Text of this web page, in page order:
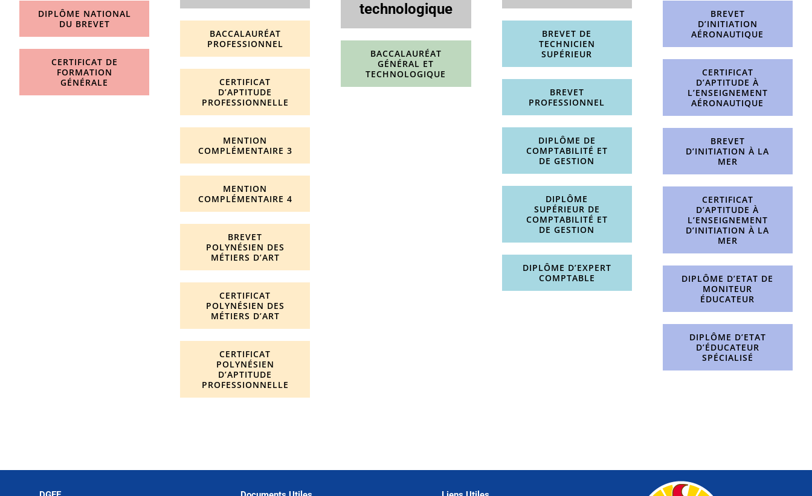
DIPLÔME NATIONAL
DU BREVET
CERTIFICAT DE
FORMATION
GÉNÉRALE
BACCALAURÉAT
PROFESSIONNEL
CERTIFICAT
D’APTITUDE
PROFESSIONNELLE
MENTION
COMPLÉMENTAIRE 3
MENTION
COMPLÉMENTAIRE 4
BREVET
POLYNÉSIEN DES
MÉTIERS D’ART
CERTIFICAT
POLYNÉSIEN DES
MÉTIERS D’ART
CERTIFICAT
POLYNÉSIEN
D’APTITUDE
PROFESSIONNELLE
technologique
BACCALAURÉAT
GÉNÉRAL ET
TECHNOLOGIQUE
BREVET DE
TECHNICIEN
SUPÉRIEUR
BREVET
PROFESSIONNEL
DIPLÔME DE
COMPTABILITÉ ET
DE GESTION
DIPLÔME
SUPÉRIEUR DE
COMPTABILITÉ ET
DE GESTION
DIPLÔME D’EXPERT
COMPTABLE
BREVET
D’INITIATION
AÉRONAUTIQUE
CERTIFICAT
D’APTITUDE À
L’ENSEIGNEMENT
AÉRONAUTIQUE
BREVET
D’INITIATION À LA
MER
CERTIFICAT
D’APTITUDE À
L’ENSEIGNEMENT
D’INITIATION À LA
MER
DIPLÔME D’ETAT DE
MONITEUR
ÉDUCATEUR
DIPLÔME D’ETAT
D’ÉDUCATEUR
SPÉCIALISÉ